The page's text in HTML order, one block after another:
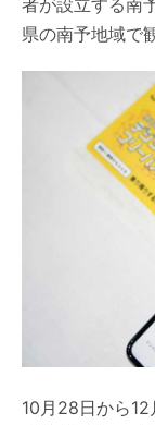
者が設立する南
県の南予地域で
10月28日から